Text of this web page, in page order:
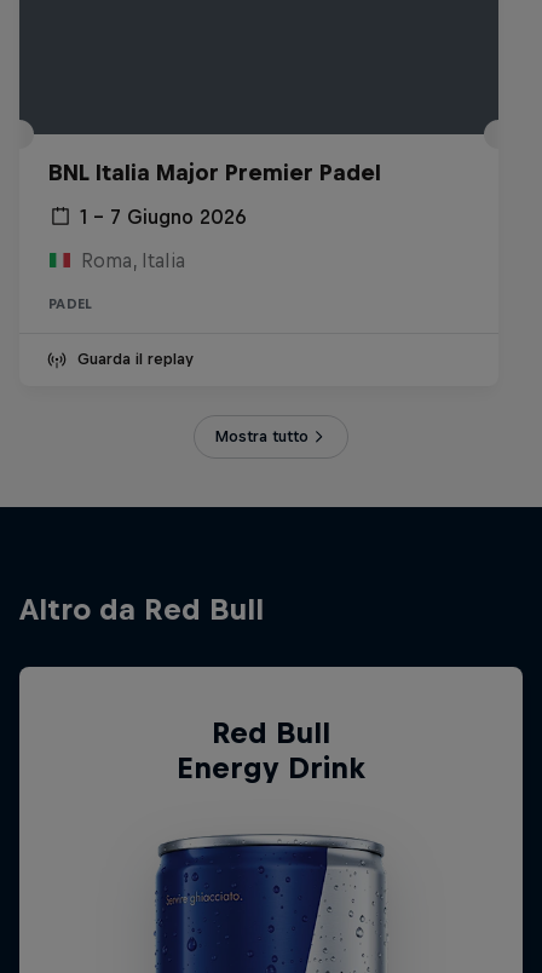
BNL Italia Major Premier Padel
1 – 7 Giugno 2026
Roma, Italia
PADEL
Guarda il replay
Mostra tutto
Altro da Red Bull
Red Bull
Energy Drink